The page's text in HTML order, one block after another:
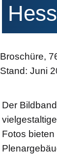
Broschüre,
Stand: Juni
Der
Fotos